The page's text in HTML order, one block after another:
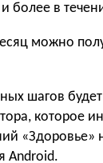
более в
можно
шагов
которое
«Здоровье»
Android.